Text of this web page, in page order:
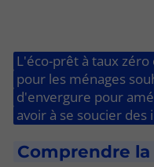
L'éco-prêt à taux
pour les ménages
d'envergure pour
avoir à se soucier
Comprendre